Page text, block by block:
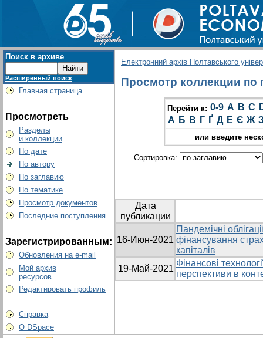
Поиск в архиве
Расширенный поиск
Главная страница
Просмотреть
Разделы
и коллекции
По дате
По автору
По заглавию
По тематике
Просмотр документов
Последние поступления
Зарегистрированным:
Обновления на e-mail
Мой архив
ресурсов
Редактировать профиль
Справка
О DSpace
Електронний архів Полтавського
Просмотр коллекции по
Перейти к: 0-9 A B C
А Б В Г Ґ Д Е Є Ж
или введите
Сортировка:
Дата
публикации
16-Июн-2021
Пандемічні
фінансування
капіталів
19-Май-2021
Фінансові
перспективи в